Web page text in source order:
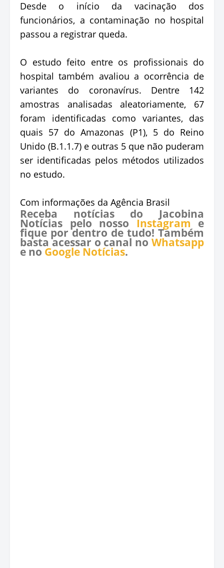
Desde o início da vacinação dos
funcionários, a contaminação no hospital
passou a registrar queda.
O estudo feito entre os profissionais do
hospital também avaliou a ocorrência de
variantes do coronavírus. Dentre 142
amostras analisadas aleatoriamente, 67
foram identificadas como variantes, das
quais 57 do Amazonas (P1), 5 do Reino
Unido (B.1.1.7) e outras 5 que não puderam
ser identificadas pelos métodos utilizados
no estudo.
Com informações da Agência Brasil
Receba notícias do Jacobina
Notícias pelo nosso Instagram e
fique por dentro de tudo! Também
basta acessar o canal no Whatsapp
e no Google Notícias.